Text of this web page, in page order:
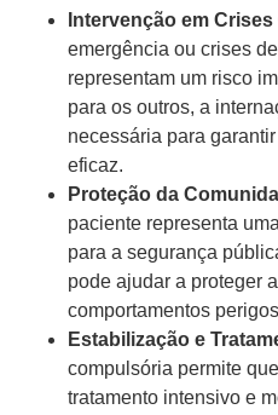
Intervenção em Crises
emergência ou crises
representam um risco
para os outros, a
necessária para
eficaz.
Proteção da
paciente representa
para a segurança
pode ajudar a proteger
comportamentos
Estabilização e
compulsória permite
tratamento intensivo e